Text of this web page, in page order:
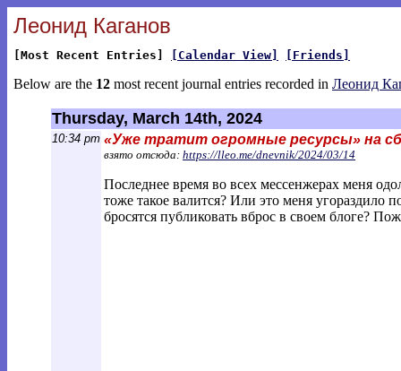
Леонид Каганов
[Most Recent Entries] [Calendar View] [Friends]
Below are the 12 most recent journal entries recorded in Леонид
Thursday, March 14th, 2024
10:34 pm «Уже тратит огромные ресурсы» на
взято отсюда: https://lleo.me/dnevnik/2024/03/14
Последнее время во всех мессенжерах меня
тоже такое валится? Или это меня угораздило
бросятся публиковать вброс в своем блоге?